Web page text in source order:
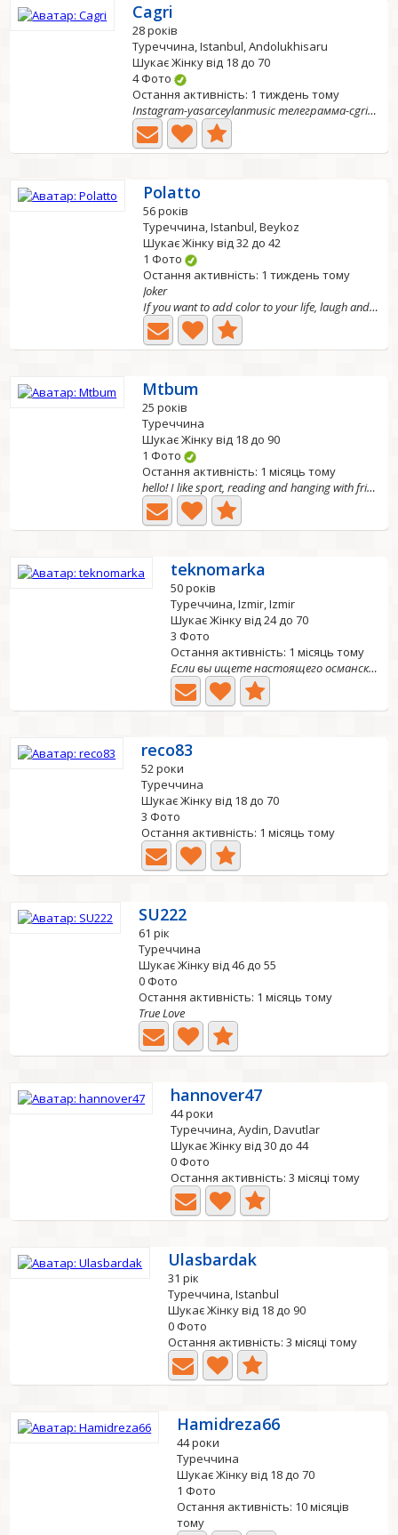
Cagri
28 років
Туреччина, Istanbul, Andolukhisaru
Шукає Жінку від 18 до 70
4 Фото
Остання активність: 1 тиждень тому
Instagram-yasarceylanmusic телеграмма-cgriysr
Polatto
56 років
Туреччина, Istanbul, Beykoz
Шукає Жінку від 32 до 42
1 Фото
Остання активність: 1 тиждень тому
Joker
If you want to add color to your life, laugh and have...
Mtbum
25 років
Туреччина
Шукає Жінку від 18 до 90
1 Фото
Остання активність: 1 місяць тому
hello! I like sport, reading and hanging with friends
teknomarka
50 років
Туреччина, Izmir, Izmir
Шукає Жінку від 24 до 70
3 Фото
Остання активність: 1 місяць тому
Если вы ищете настоящего османского короля, то это я....
reco83
52 роки
Туреччина
Шукає Жінку від 18 до 70
3 Фото
Остання активність: 1 місяць тому
SU222
61 рік
Туреччина
Шукає Жінку від 46 до 55
0 Фото
Остання активність: 1 місяць тому
True Love
hannover47
44 роки
Туреччина, Aydin, Davutlar
Шукає Жінку від 30 до 44
0 Фото
Остання активність: 3 місяці тому
Ulasbardak
31 рік
Туреччина, Istanbul
Шукає Жінку від 18 до 90
0 Фото
Остання активність: 3 місяці тому
Hamidreza66
44 роки
Туреччина
Шукає Жінку від 18 до 70
1 Фото
Остання активність: 10 місяців
тому